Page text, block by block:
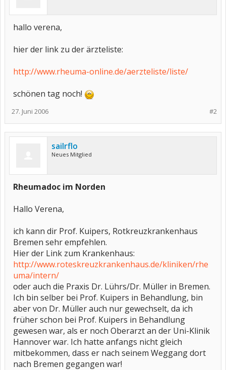
hallo verena,
hier der link zu der ärzteliste:
http://www.rheuma-online.de/aerzteliste/liste/
schönen tag noch!
#2
27. Juni 2006
sailrflo
Neues Mitglied
Rheumadoc im Norden
Hallo Verena,
ich kann dir Prof. Kuipers, Rotkreuzkrankenhaus
Bremen sehr empfehlen.
Hier der Link zum Krankenhaus:
http://www.roteskreuzkrankenhaus.de/kliniken/rhe
uma/intern/
oder auch die Praxis Dr. Lührs/Dr. Müller in Bremen.
Ich bin selber bei Prof. Kuipers in Behandlung, bin
aber von Dr. Müller auch nur gewechselt, da ich
früher schon bei Prof. Kuipers in Behandlung
gewesen war, als er noch Oberarzt an der Uni-Klinik
Hannover war. Ich hatte anfangs nicht gleich
mitbekommen, dass er nach seinem Weggang dort
nach Bremen gegangen war!